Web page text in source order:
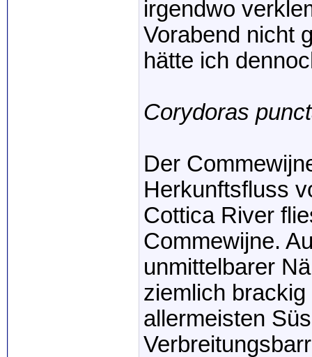
irgendwo
Vorabend nicht
hätte ich
Corydoras
Der
Herkunftsfluss
Cottica River
Commewijne.
unmittelbarer
ziemlich
allermeisten